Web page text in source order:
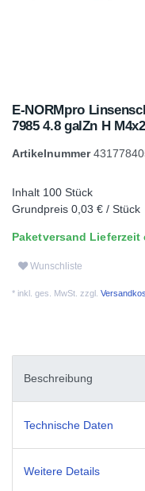
E-NORMpro
7985 4.8 galZn H
Artikelnummer
Inhalt 100 Stück
Grundpreis 0,03 € / Stück
Paketversand Lieferzeit
Wunschliste
* inkl. ges. MwSt. zzgl.
Beschreibung
Technische Daten
Weitere Details